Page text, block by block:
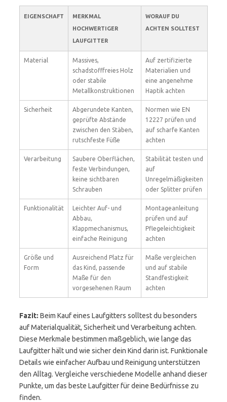
EIGENSCHAFT
MERKMAL
HOCHWERTIGER
LAUFGITTER
WORAUF DU
ACHTEN SOLLTEST
Material
Massives,
schadstofffreies Holz
oder stabile
Metallkonstruktionen
Auf zertifizierte
Materialien und
eine angenehme
Haptik achten
Sicherheit
Abgerundete Kanten,
geprüfte Abstände
zwischen den Stäben,
rutschfeste Füße
Normen wie EN
12227 prüfen und
auf scharfe Kanten
achten
Verarbeitung
Saubere Oberflächen,
feste Verbindungen,
keine sichtbaren
Schrauben
Stabilität testen und
auf
Unregelmäßigkeiten
oder Splitter prüfen
Funktionalität
Leichter Auf- und
Abbau,
Klappmechanismus,
einfache Reinigung
Montageanleitung
prüfen und auf
Pflegeleichtigkeit
achten
Größe und
Form
Ausreichend Platz für
das Kind, passende
Maße für den
vorgesehenen Raum
Maße vergleichen
und auf stabile
Standfestigkeit
achten
Fazit: Beim Kauf eines Laufgitters solltest du besonders
auf Materialqualität, Sicherheit und Verarbeitung achten.
Diese Merkmale bestimmen maßgeblich, wie lange das
Laufgitter hält und wie sicher dein Kind darin ist. Funktionale
Details wie einfacher Aufbau und Reinigung unterstützen
den Alltag. Vergleiche verschiedene Modelle anhand dieser
Punkte, um das beste Laufgitter für deine Bedürfnisse zu
finden.